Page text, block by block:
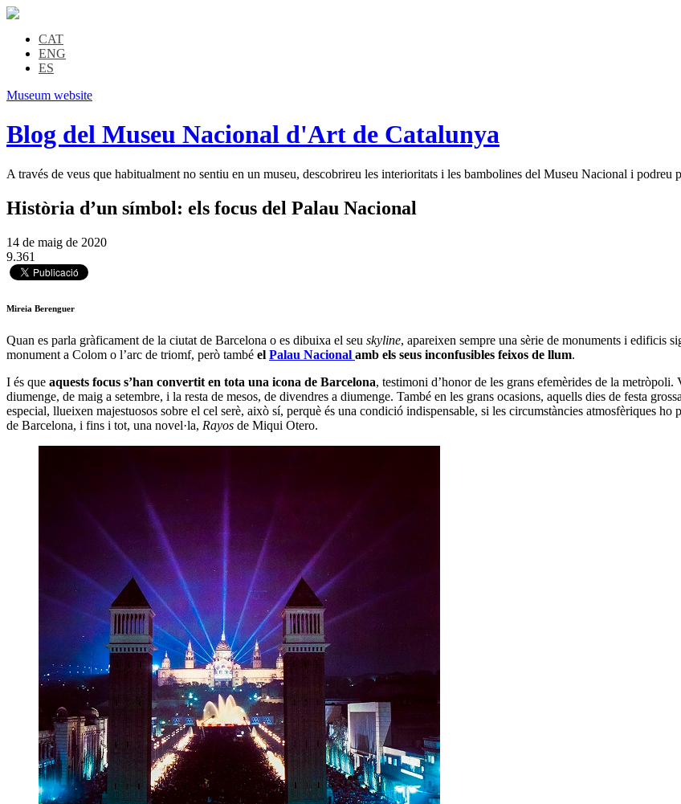
CAT
ENG
ES
Museum website
Blog del Museu Nacional d'Art de Catalunya
A través de veus que habitualment no sentiu en un museu, descobrireu les interioritats i les bambolines del Museu Nacional i
Història d’un símbol: els focus del Palau Nacional
14 de maig de 2020
9.361
Mireia Berenguer
Quan es parla gràficament de la ciutat de Barcelona o es dibuixa el seu skyline, apareixen sempre una sèrie de monuments i edificis
monument a Colom o l’arc de triomf, però també el Palau Nacional amb els seus inconfusibles feixos de llum.
I és que aquests focus s’han convertit en tota una icona de Barcelona, testimoni d’honor de les grans efemèrides de la
diumenge, de maig a setembre, i la resta de mesos, de divendres a diumenge. També en les grans ocasions, aquells dies de festa
especial, llueixen majestuosos sobre el cel serè, això sí, perquè és una condició indispensable, si les circumstàncies atmosfèriques
de Barcelona, i fins i tot, una novel·la, Rayos de Miqui Otero.